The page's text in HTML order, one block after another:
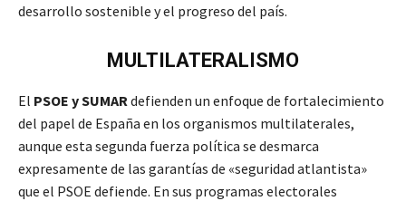
desarrollo sostenible y el progreso del país.
MULTILATERALISMO
El PSOE y SUMAR defienden un enfoque de fortalecimiento
del papel de España en los organismos multilaterales,
aunque esta segunda fuerza política se desmarca
expresamente de las garantías de «seguridad atlantista»
que el PSOE defiende. En sus programas electorales